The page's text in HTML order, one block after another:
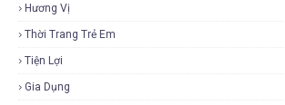
Hương Vị
Thời Trang Trẻ Em
Tiện Lợi
Gia Dụng